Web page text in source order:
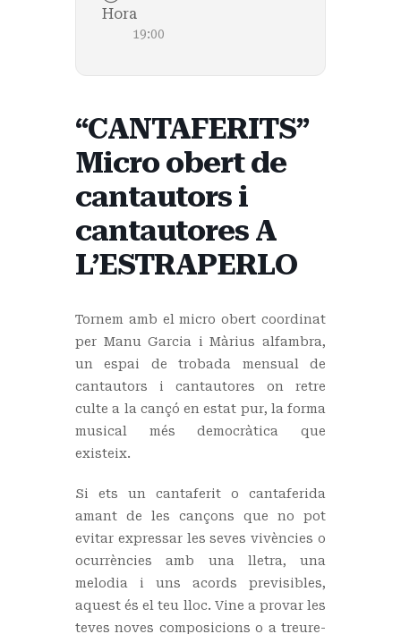
Hora
19:00
“CANTAFERITS”
Micro obert de
cantautors i
cantautores A
L’ESTRAPERLO
Tornem amb el micro obert coordinat
per Manu Garcia i Màrius alfambra,
un espai de trobada mensual de
cantautors i cantautores on retre
culte a la cançó en estat pur, la forma
musical més democràtica que
existeix.
Si ets un cantaferit o cantaferida
amant de les cançons que no pot
evitar expressar les seves vivències o
ocurrències amb una lletra, una
melodia i uns acords previsibles,
aquest és el teu lloc. Vine a provar les
teves noves composicions o a treure-